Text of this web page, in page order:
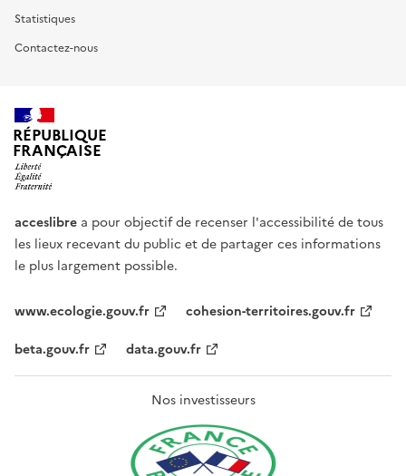
Statistiques
Contactez-nous
RÉPUBLIQUE
FRANÇAISE
acceslibre a pour objectif de recenser l'accessibilité de tous
les lieux recevant du public et de partager ces informations
le plus largement possible.
www.ecologie.gouv.fr
cohesion-territoires.gouv.fr
beta.gouv.fr
data.gouv.fr
Nos investisseurs